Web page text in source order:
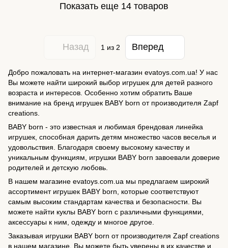
Показать еще 14 товаров
Назад 1 из 2 Вперед
Добро пожаловать на интернет-магазин evatoys.com.ua! У нас
Вы можете найти широкий выбор игрушек для детей разного
возраста и интересов. Особенно хотим обратить Ваше
внимание на бренд игрушек BABY born от производителя Zapf
creations.
BABY born - это известная и любимая брендовая линейка
игрушек, способная дарить детям множество часов веселья и
удовольствия. Благодаря своему высокому качеству и
уникальным функциям, игрушки BABY born завоевали доверие
родителей и детскую любовь.
В нашем магазине evatoys.com.ua мы предлагаем широкий
ассортимент игрушек BABY born, которые соответствуют
самым высоким стандартам качества и безопасности. Вы
можете найти куклы BABY born с различными функциями,
аксессуары к ним, одежду и многое другое.
Заказывая игрушки BABY born от производителя Zapf creations
в нашем магазине, Вы можете быть уверены в их качестве и